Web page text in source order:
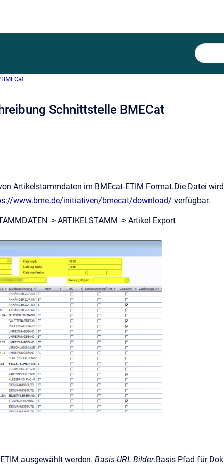
BMECat
Schnittstelle BMECat
Artikelstammdaten im BMEcat-ETIM Format.Die Datei
www.bme.de/initiativen/bmecat/download/ verfügbar.
-> ARTIKELSTAMM -> Artikel Export
ausgewählt werden. Basis-URL Bilder:Basis Pfad für